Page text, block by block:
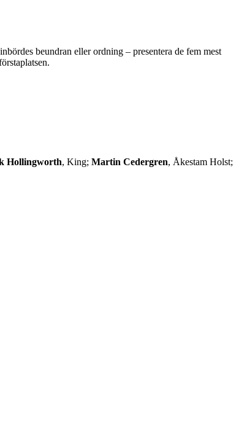
beundran eller ordning – presentera de fem mest
Hollingworth, King; Martin Cedergren, Åkestam Holst;